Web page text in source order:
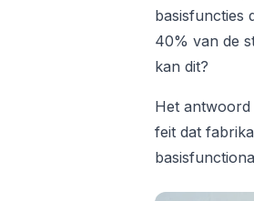
basisfuncties
40% van de
kan dit?
Het
feit dat